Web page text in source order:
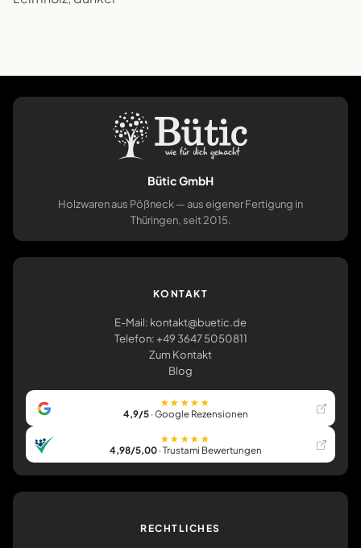
Bütic GmbH
Holzwaren aus Pößneck — aus eigener Fertigung in
Thüringen, seit 2015.
KONTAKT
E-Mail: kontakt@buetic.de
Telefon: +49 3647 5050811
Zum Kontakt
Blog
★★★★★
4,9/5· Google Rezensionen
★★★★★
4,98/5,00· Trustami Bewertungen
RECHTLICHES